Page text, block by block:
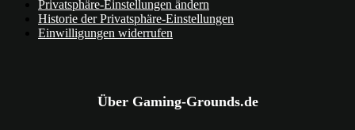
Privatsphäre-Einstellungen ändern
Historie der Privatsphäre-Einstellungen
Einwilligungen widerrufen
Über Gaming-Grounds.de